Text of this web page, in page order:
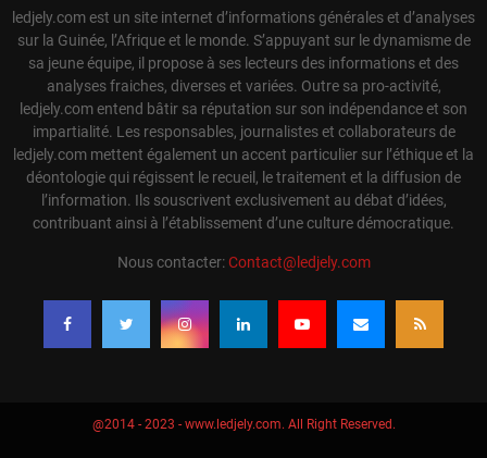
ledjely.com est un site internet d’informations générales et d’analyses
sur la Guinée, l’Afrique et le monde. S’appuyant sur le dynamisme de
sa jeune équipe, il propose à ses lecteurs des informations et des
analyses fraiches, diverses et variées. Outre sa pro-activité,
ledjely.com entend bâtir sa réputation sur son indépendance et son
impartialité. Les responsables, journalistes et collaborateurs de
ledjely.com mettent également un accent particulier sur l’éthique et la
déontologie qui régissent le recueil, le traitement et la diffusion de
l’information. Ils souscrivent exclusivement au débat d’idées,
contribuant ainsi à l’établissement d’une culture démocratique.
Nous contacter:Contact@ledjely.com
@2014 - 2023 - www.ledjely.com. All Right Reserved.